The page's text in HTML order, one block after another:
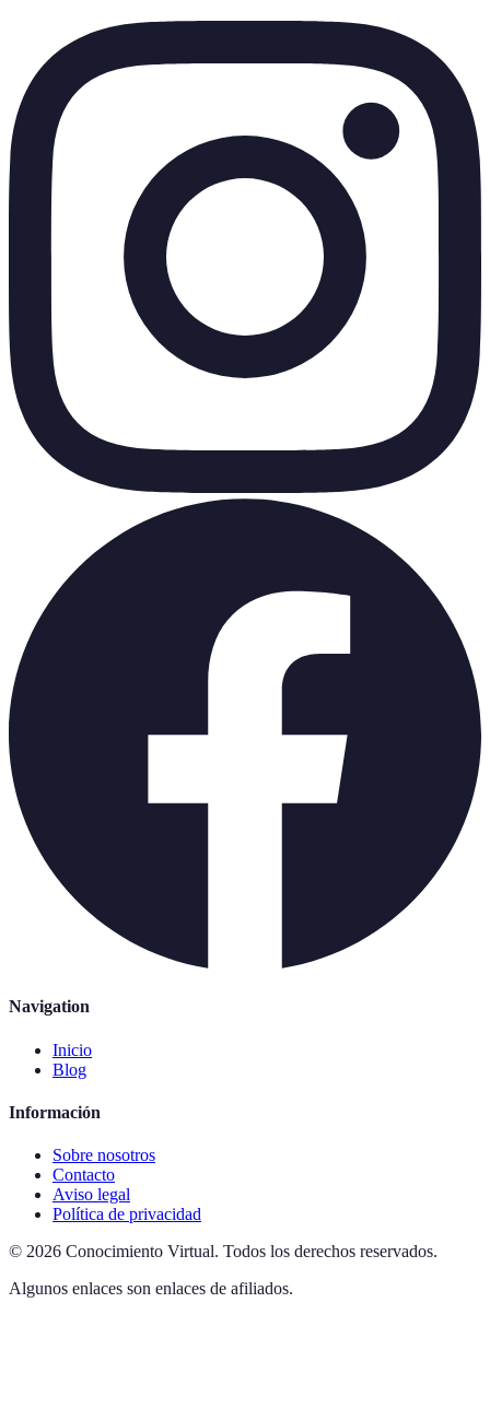
Navigation
Inicio
Blog
Información
Sobre nosotros
Contacto
Aviso legal
Política de privacidad
© 2026 Conocimiento Virtual. Todos los derechos reservados.
Algunos enlaces son enlaces de afiliados.